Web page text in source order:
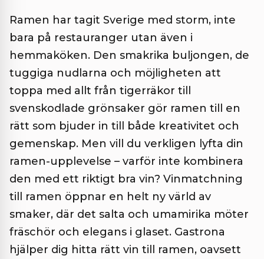
Ramen har tagit Sverige med storm, inte
bara på restauranger utan även i
hemmaköken. Den smakrika buljongen, de
tuggiga nudlarna och möjligheten att
toppa med allt från tigerräkor till
svenskodlade grönsaker gör ramen till en
rätt som bjuder in till både kreativitet och
gemenskap. Men vill du verkligen lyfta din
ramen-upplevelse – varför inte kombinera
den med ett riktigt bra vin? Vinmatchning
till ramen öppnar en helt ny värld av
smaker, där det salta och umamirika möter
fräschör och elegans i glaset. Gastrona
hjälper dig hitta rätt vin till ramen, oavsett